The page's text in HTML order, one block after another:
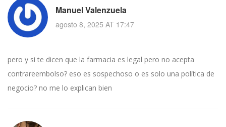
Manuel Valenzuela
agosto 8, 2025 AT 17:47
pero y si te dicen que la farmacia es legal pero no acepta
contrareembolso? eso es sospechoso o es solo una política de
negocio? no me lo explican bien